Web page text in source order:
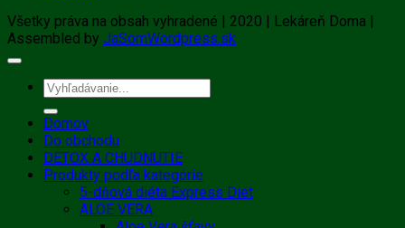
Všetky práva na obsah vyhradené | 2020 | Lekáreň Doma |
Assembled by JaSomWordpress.sk
Hľadať:
Domov
Do obchodu
DETOX A CHUDNUTIE
Produkty podľa kategórie
5-dňová diéta Express Diet
ALOE VERA